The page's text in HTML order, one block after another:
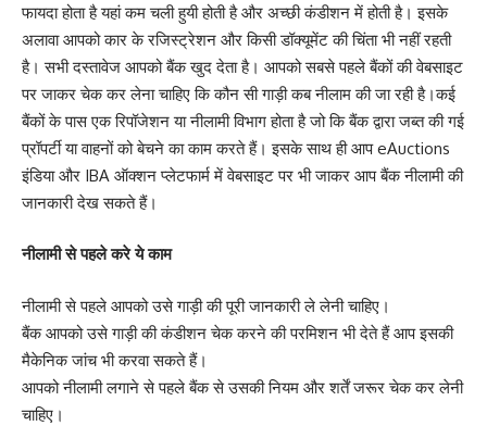
फायदा होता है यहां कम चली हुयी होती है और अच्छी कंडीशन में होती है। इसके
अलावा आपको कार के रजिस्ट्रेशन और किसी डॉक्यूमेंट की चिंता भी नहीं रहती
है। सभी दस्तावेज आपको बैंक खुद देता है। आपको सबसे पहले बैंकों की वेबसाइट
पर जाकर चेक कर लेना चाहिए कि कौन सी गाड़ी कब नीलाम की जा रही है।कई
बैंकों के पास एक रिपॉजेशन या नीलामी विभाग होता है जो कि बैंक द्वारा जब्त की गई
प्रॉपर्टी या वाहनों को बेचने का काम करते हैं। इसके साथ ही आप eAuctions
इंडिया और IBA ऑक्शन प्लेटफार्म में वेबसाइट पर भी जाकर आप बैंक नीलामी की
जानकारी देख सकते हैं।
नीलामी से पहले करे ये काम
नीलामी से पहले आपको उसे गाड़ी की पूरी जानकारी ले लेनी चाहिए।
बैंक आपको उसे गाड़ी की कंडीशन चेक करने की परमिशन भी देते हैं आप इसकी
मैकेनिक जांच भी करवा सकते हैं।
आपको नीलामी लगाने से पहले बैंक से उसकी नियम और शर्तें जरूर चेक कर लेनी
चाहिए।